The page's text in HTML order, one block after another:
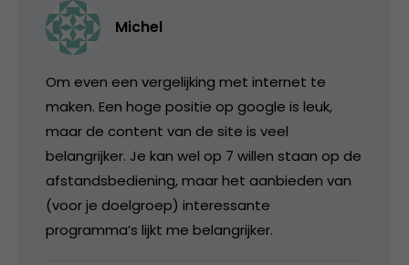
Michel
Om even een vergelijking met internet te
maken. Een hoge positie op google is leuk,
maar de content van de site is veel
belangrijker. Je kan wel op 7 willen staan op de
afstandsbediening, maar het aanbieden van
(voor je doelgroep) interessante
programma’s lijkt me belangrijker.